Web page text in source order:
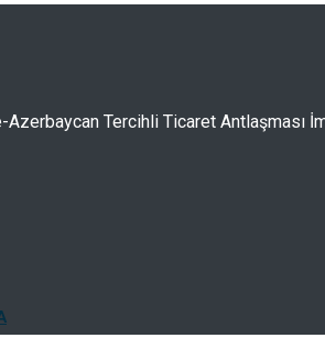
Azerbaycan Tercihli Ticaret Antlaşması